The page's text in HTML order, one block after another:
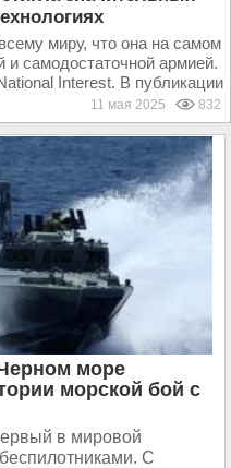
миру, что она на самом
самодостаточной армией.
Interest. В публикации
11 мая 2025 832
море
морской бой с
в мировой
С